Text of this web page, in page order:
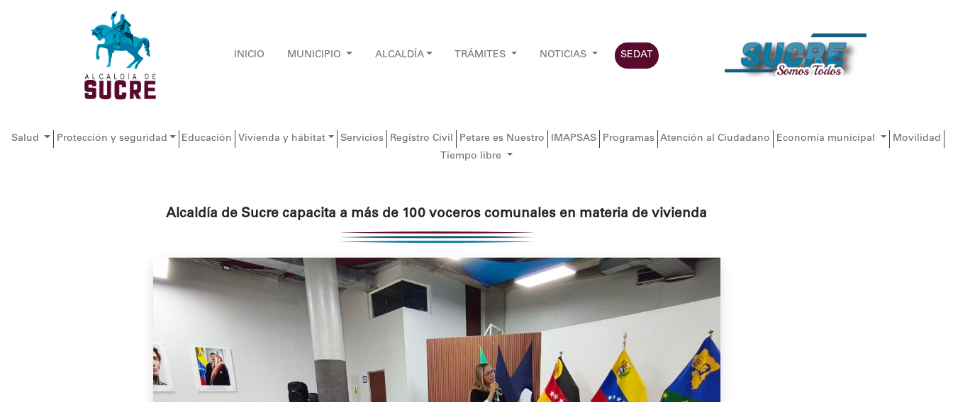
INICIO MUNICIPIO ALCALDÍA TRÁMITES NOTICIAS SEDAT
Salud Protección y seguridad Educación Vivienda y hábitat Servicios Registro Civil Petare es Nuestro IMAPSAS Programas Atención al Ciudadano Economía municipal
Movilidad
Tiempo libre
Alcaldía de Sucre capacita a más de 100 voceros comunales en materia de vivienda